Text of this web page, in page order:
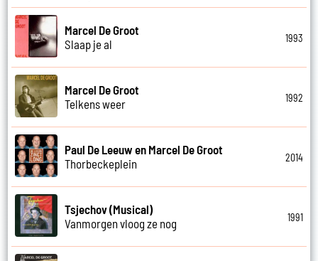
Marcel De Groot
Slaap je al
1993
Marcel De Groot
Telkens weer
1992
Paul De Leeuw en Marcel De Groot
Thorbeckeplein
2014
Tsjechov (Musical)
Vanmorgen vloog ze nog
1991